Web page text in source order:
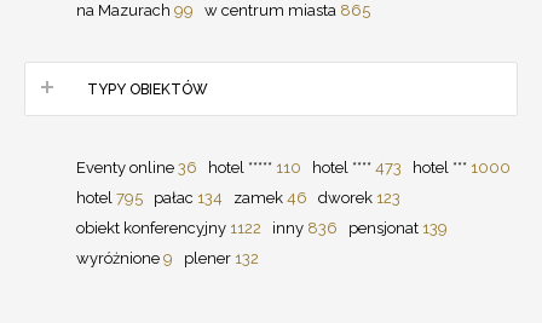
na Mazurach 99 w centrum miasta 865
TYPY OBIEKTÓW
Eventy online 36 hotel ***** 110 hotel **** 473 hotel *** 1000
hotel 795 pałac 134 zamek 46 dworek 123
obiekt konferencyjny 1122 inny 836 pensjonat 139
wyróżnione 9 plener 132